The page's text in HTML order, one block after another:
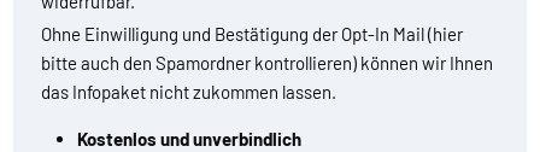
Ohne Einwilligung und Bestätigung der Opt-In Mail (hier
bitte auch den Spamordner kontrollieren) können wir Ihnen
das Infopaket nicht zukommen lassen.
Kostenlos und unverbindlich